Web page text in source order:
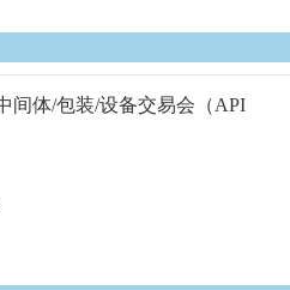
间体/包装/设备交易会（API